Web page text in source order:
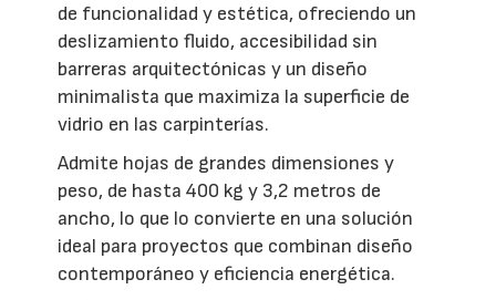
de funcionalidad y estética, ofreciendo un
deslizamiento fluido, accesibilidad sin
barreras arquitectónicas y un diseño
minimalista que maximiza la superficie de
vidrio en las carpinterías.
Admite hojas de grandes dimensiones y
peso, de hasta 400 kg y 3,2 metros de
ancho, lo que lo convierte en una solución
ideal para proyectos que combinan diseño
contemporáneo y eficiencia energética.